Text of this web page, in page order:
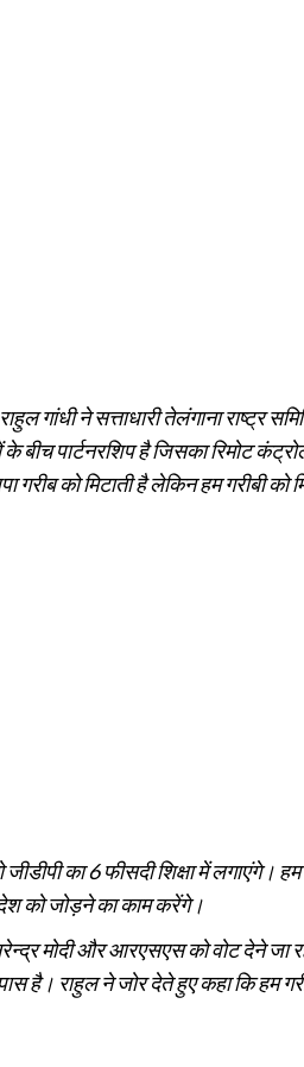
गांधी ने सत्ताधारी तेलंगाना राष्ट्र
बीच पार्टनरशिप है जिसका रिमोट
गरीब को मिटाती है लेकिन हम गरीबी को
का 6 फीसदी शिक्षा में लगाएंगे।
को जोड़ने का काम करेंगे।
मोदी और आरएसएस को वोट देने
है। राहुल ने जोर देते हुए कहा कि हम